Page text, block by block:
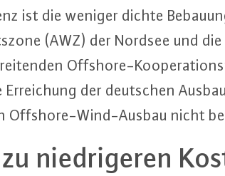
ist die weniger dichte
(AWZ) der Nordsee und
Off­shore-
der deutschen
Off­shore-Wind-Aus­bau nicht
nied­ri­ge­ren